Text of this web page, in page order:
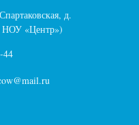
д.
«Центр»)
44